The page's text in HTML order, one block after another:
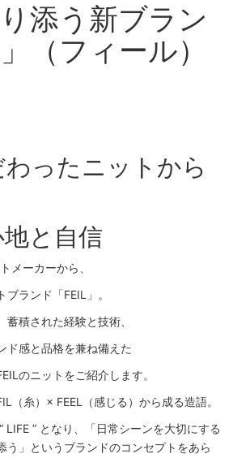
ョ
ン
切
り
添う新ブラン
（フィール）
ったニットから
と自信
メーカーから、
ランド「FEIL」。
積された経験と技術、
ド感と品格を兼ね備えた
のニットをご紹介します。
（糸）× FEEL（感じる）から成る造語。
LIFE ” となり、「日常シーンを大切にする
う」というブランドのコンセプトをあら